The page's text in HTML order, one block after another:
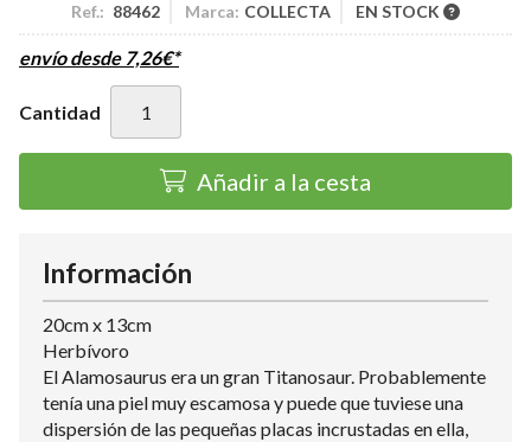
Ref.: 88462 Marca: COLLECTA EN STOCK
envío desde 7,26€*
Cantidad
Añadir a la cesta
Información
20cm x 13cm
Herbívoro
El Alamosaurus era un gran Titanosaur. Probablemente
tenía una piel muy escamosa y puede que tuviese una
dispersión de las pequeñas placas incrustadas en ella,